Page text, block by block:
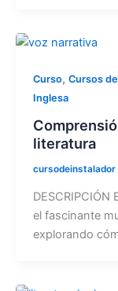
Curso, Cursos
Inglesa
literatura
cursodeinstalador
el fascinante
explorando